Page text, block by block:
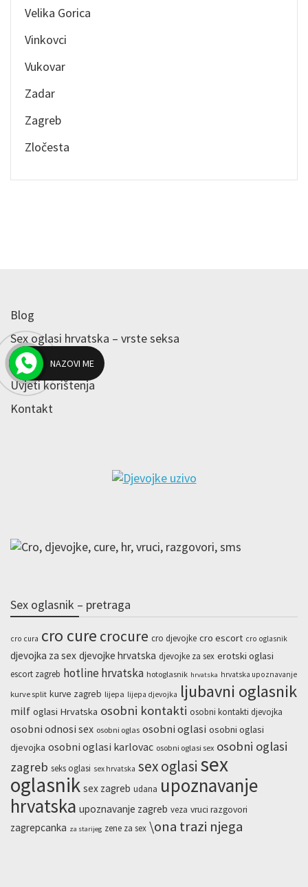
Velika Gorica
Vinkovci
Vukovar
Zadar
Zagreb
Zločesta
Blog
Sex oglasi hrvatska – vrste seksa
Kolačići – cookies
Uvjeti korištenja
Kontakt
Sex oglasnik – pretraga
cro cura cro cure crocure cro djevojke cro escort cro oglasnik
djevojka za sex djevojke hrvatska djevojke za sex erotski oglasi
escort zagreb hotline hrvatska hotoglasnik hrvatska hrvatska upoznavanje
kurve split kurve zagreb lijepa lijepa djevojka ljubavni oglasnik
milf oglasi Hrvatska osobni kontakti osobni kontakti djevojka
osobni odnosi sex osobni oglas osobni oglasi osobni oglasi
djevojka osobni oglasi karlovac osobni oglasi sex osobni oglasi
zagreb seks oglasi sex hrvatska sex oglasi sex
oglasnik sex zagreb udana upoznavanje
hrvatska upoznavanje zagreb veza vruci razgovori
zagrepcanka za starijeg zene za sex \ona trazi njega
NAZOVI ME